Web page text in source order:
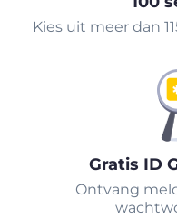
Kies uit meer dan
Gratis ID
Ontvang